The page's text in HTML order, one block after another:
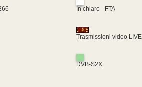
In chiaro - FTA
Trasmissioni video LIVE
DVB-S2X